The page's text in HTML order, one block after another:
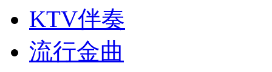
KTV伴奏
流行金曲